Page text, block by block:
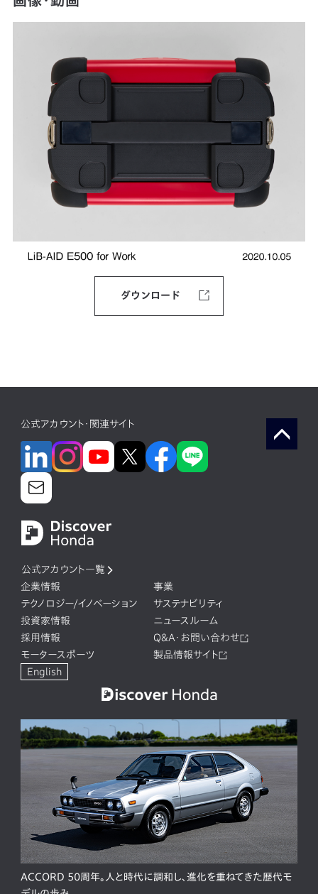
ダウンロード
公式アカウント・関連サイト
公式アカウント一覧
企業情報
事業
テクノロジー/イノベーション
サステナビリティ
投資家情報
ニュースルーム
採用情報
Q&A・お問い合わせ
モータースポーツ
製品情報サイト
English
ACCORD 50周年。人と時代に調和し、進化を重ねてきた歴代モ